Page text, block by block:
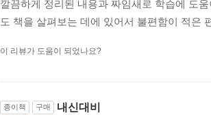
깔끔하게 정리된 내용과 짜임새로 학습에 도
도 책을 살펴보는 데에 있어서 불편함이 적은
이 리뷰가 도움이 되었나요?
종이책 구매 내신대비